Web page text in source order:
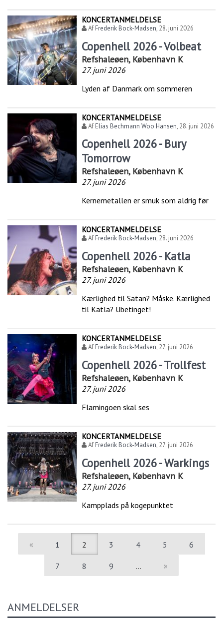
KONCERTANMELDELSE
AfFrederik Bock-Madsen, 28. juni 2026
Copenhell 2026 - Volbeat
Refshaleøen, København K
27. juni 2026
Lyden af Danmark om sommeren
KONCERTANMELDELSE
AfElias Bechmann Woo Hansen, 28. juni 2026
Copenhell 2026 - Bury
Tomorrow
Refshaleøen, København K
27. juni 2026
Kernemetallen er smuk som aldrig før
KONCERTANMELDELSE
AfFrederik Bock-Madsen, 28. juni 2026
Copenhell 2026 - Katla
Refshaleøen, København K
27. juni 2026
Kærlighed til Satan? Måske. Kærlighed
til Katla? Ubetinget!
KONCERTANMELDELSE
AfFrederik Bock-Madsen, 27. juni 2026
Copenhell 2026 - Trollfest
Refshaleøen, København K
27. juni 2026
Flamingoen skal ses
KONCERTANMELDELSE
AfFrederik Bock-Madsen, 27. juni 2026
Copenhell 2026 - Warkings
Refshaleøen, København K
27. juni 2026
Kampplads på kogepunktet
« 1 2 3 4 5 6
7 8 9 … »
ANMELDELSER